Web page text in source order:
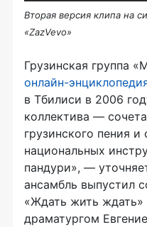
Вторая версия клипа на
«ZazVevo»
Грузинская группа
онлайн-
в Тбилиси в 2006
коллектива —
грузинского пения и
национальных
пандури», —
ансамбль выпустил
«Ждать жить ждать»
драматургом